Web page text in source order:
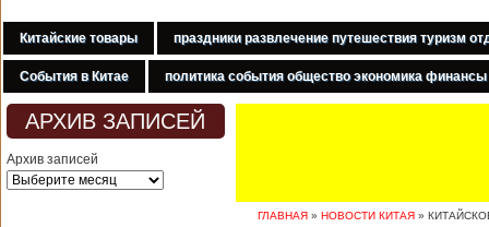
Китайские товары праздники развлечение путешествия туризм
События в Китае политика события общество экономика финансы
АРХИВ ЗАПИСЕЙ
Архив записей
ГЛАВНАЯ » НОВОСТИ КИТАЯ »